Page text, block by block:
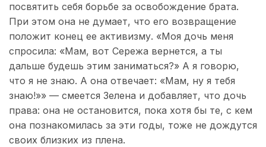
посвятить себя борьбе за освобождение брата.
При этом она не думает, что его возвращение
положит конец ее активизму. «Моя дочь меня
спросила: «Мам, вот Сережа вернется, а ты
дальше будешь этим заниматься?» А я говорю,
что я не знаю. А она отвечает: «Мам, ну я тебя
знаю!»» — смеется Зелена и добавляет, что дочь
права: она не остановится, пока хотя бы те, с кем
она познакомилась за эти годы, тоже не дождутся
своих близких из плена.